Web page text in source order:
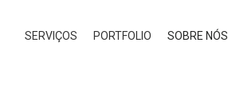
SERVIÇOS PORTFOLIO SOBRE NÓS